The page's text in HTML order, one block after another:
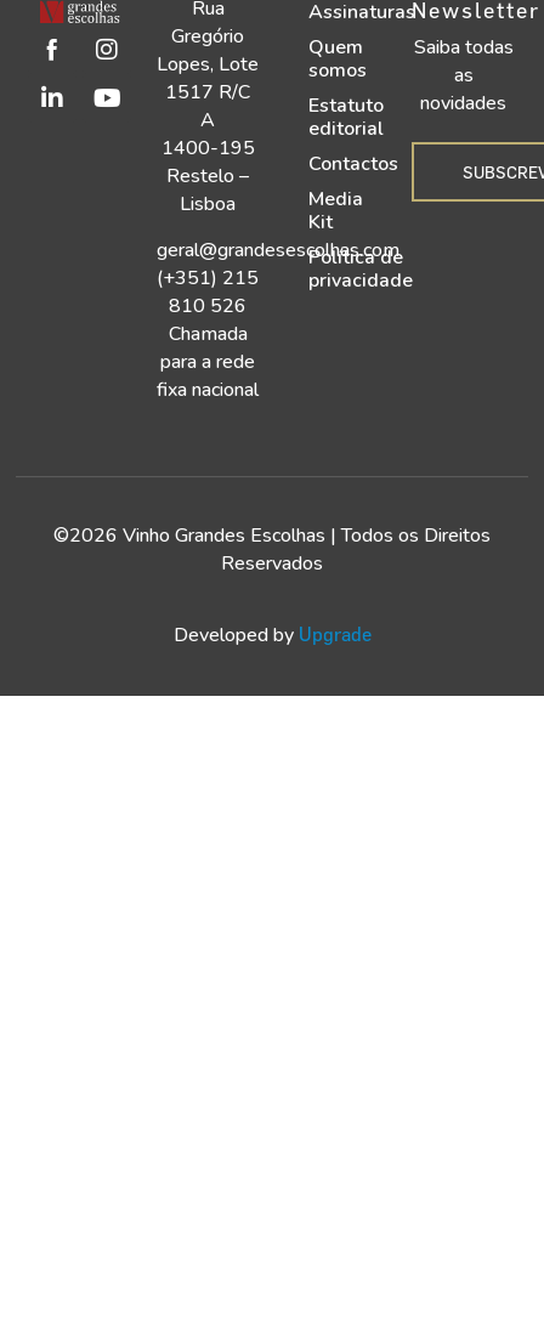
Rua
Gregório
Lopes, Lote
1517 R/C
A
1400-195
Restelo –
Lisboa
geral@grandesescolhas.com
(+351) 215
810 526
Chamada
para a rede
fixa nacional
Assinaturas
Quem
somos
Estatuto
editorial
Contactos
Media
Kit
Política de
privacidade
Newsletter
Saiba todas
as
novidades
©2026 Vinho Grandes Escolhas | Todos os Direitos
Reservados
Developed by Upgrade